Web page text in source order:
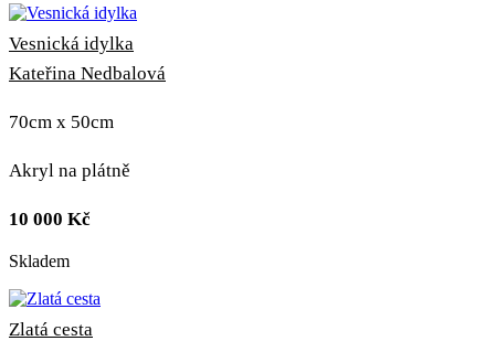
Vesnická idylka
Kateřina Nedbalová
70cm x 50cm
Akryl na plátně
10 000 Kč
Skladem
Zlatá cesta